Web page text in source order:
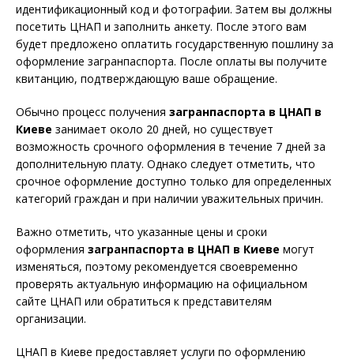
идентификационный код и фотографии. Затем вы должны
посетить ЦНАП и заполнить анкету. После этого вам
будет предложено оплатить государственную пошлину за
оформление загранпаспорта. После оплаты вы получите
квитанцию, подтверждающую ваше обращение.
Обычно процесс получения загранпаспорта в ЦНАП в
Киеве занимает около 20 дней, но существует
возможность срочного оформления в течение 7 дней за
дополнительную плату. Однако следует отметить, что
срочное оформление доступно только для определенных
категорий граждан и при наличии уважительных причин.
Важно отметить, что указанные цены и сроки
оформления загранпаспорта в ЦНАП в Киеве могут
изменяться, поэтому рекомендуется своевременно
проверять актуальную информацию на официальном
сайте ЦНАП или обратиться к представителям
организации.
ЦНАП в Киеве предоставляет услуги по оформлению